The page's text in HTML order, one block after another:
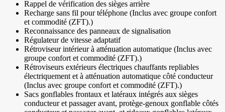
Rappel de vérification des sièges arrière
Recharge sans fil pour téléphone (Inclus avec groupe confort
et commodité (ZFT).)
Reconnaissance des panneaux de signalisation
Régulateur de vitesse adaptatif
Rétroviseur intérieur à atténuation automatique (Inclus avec
groupe confort et commodité (ZFT).)
Rétroviseurs extérieurs électriques chauffants repliables
électriquement et à atténuation automatique côté conducteur
(Inclus avec groupe confort et commodité (ZFT).)
Sacs gonflables frontaux et latéraux intégrés aux sièges
conducteur et passager avant, protège-genoux gonflable côtés